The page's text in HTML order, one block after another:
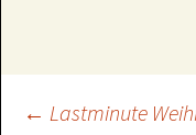
← Lastminute